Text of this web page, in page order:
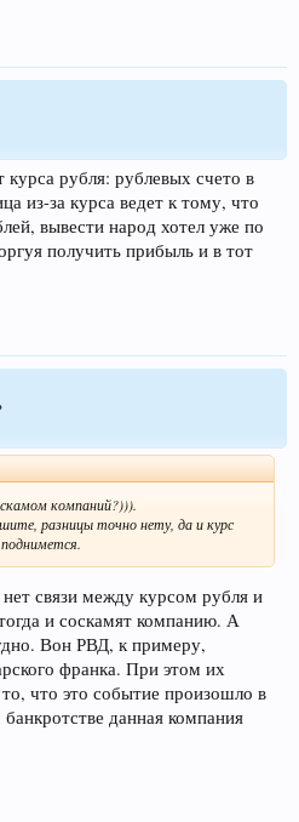
курса рубля: рублевых счето в
из-за курса ведет к тому, что
вывести народ хотел уже по
получить прибыль и в тот
компаний?))).
разницы точно нету, да и курс
связи между курсом рубля и
и соскамят компанию. А
Вон РВД, к примеру,
франка. При этом их
что это событие произошло в
данная компания